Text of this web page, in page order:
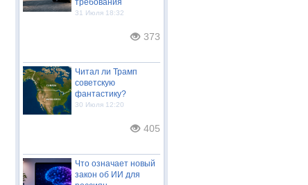
требования
31 Июля 18:32
373
Читал ли Трамп
советскую
фантастику?
30 Июля 12:20
405
Что означает новый
закон об ИИ для